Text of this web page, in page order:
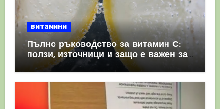
витамини
Пълно ръководство за витамин С:
ползи, източници и защо е важен за
имунната система